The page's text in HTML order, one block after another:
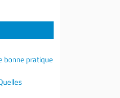
bonne pratique